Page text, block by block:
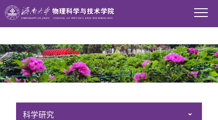
WilliamHill中文官方网站
科学研究